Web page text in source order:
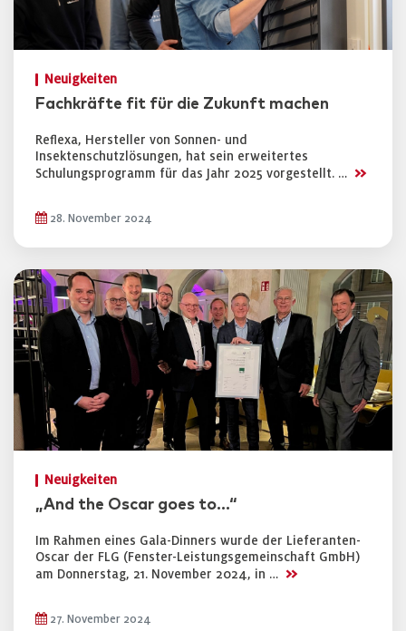
Neuigkeiten
Fachkräfte fit für die Zukunft machen
Reflexa, Hersteller von Sonnen- und
Insektenschutzlösungen, hat sein erweitertes
Schulungsprogramm für das Jahr 2025 vorgestellt. … >>
28. November 2024
Neuigkeiten
„And the Oscar goes to…“
Im Rahmen eines Gala-Dinners wurde der Lieferanten-
Oscar der FLG (Fenster-Leistungsgemeinschaft GmbH)
am Donnerstag, 21. November 2024, in … >>
27. November 2024